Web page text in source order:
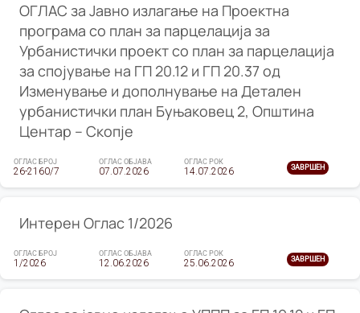
ОГЛАС за Јавно излагање на Проектна
програма со план за парцелација за
Урбанистички проект со план за парцелација
за спојување на ГП 20.12 и ГП 20.37 од
Изменување и дополнување на Детален
урбанистички план Буњаковец 2, Општина
Центар – Скопје
ОГЛАС БРОЈ
26-2160/7
ОГЛАС ОБЈАВА
07.07.2026
ОГЛАС РОК
14.07.2026 ЗАВРШЕН
Интерен Оглас 1/2026
ОГЛАС БРОЈ
1/2026
ОГЛАС ОБЈАВА
12.06.2026
ОГЛАС РОК
25.06.2026 ЗАВРШЕН